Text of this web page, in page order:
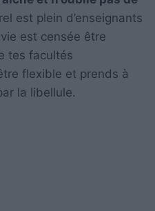
est plein d’enseignants
est censée être
tes facultés
flexible et prends à
la libellule.